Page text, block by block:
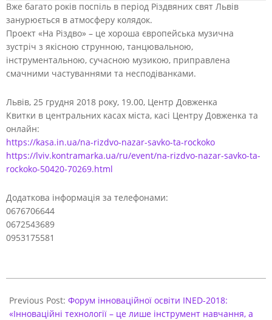
Вже багато років поспіль в період Різдвяних свят Львів
занурюється в атмосферу колядок.
Проект «На Різдво» – це хороша європейська музична
зустріч з якісною струнною, танцювальною,
інструментальною, сучасною музикою, приправлена
смачними частуваннями та несподіванками.
Львів, 25 грудня 2018 року, 19.00, Центр Довженка
Квитки в центральних касах міста, касі Центру Довженка та
онлайн:
https://kasa.in.ua/na-rizdvo-nazar-savko-ta-rockoko
https://lviv.kontramarka.ua/ru/event/na-rizdvo-nazar-savko-ta-
rockoko-50420-70269.html
Додаткова інформація за телефонами:
0676706644
0672543689
0953175581
12-
17
Previous Post: Форум інноваційної освіти INED-2018:
«Інноваційні технології – це лише інструмент навчання, а